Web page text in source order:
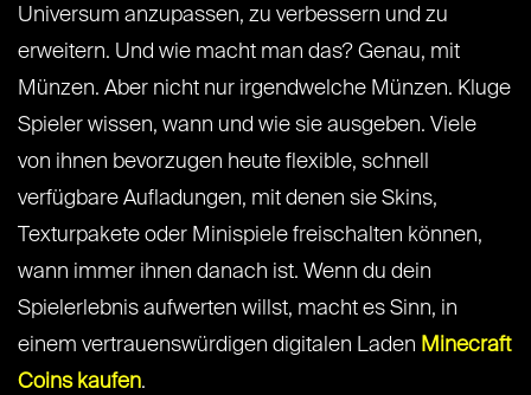
Universum anzupassen, zu verbessern und zu
erweitern. Und wie macht man das? Genau, mit
Münzen. Aber nicht nur irgendwelche Münzen. Kluge
Spieler wissen, wann und wie sie ausgeben. Viele
von ihnen bevorzugen heute flexible, schnell
verfügbare Aufladungen, mit denen sie Skins,
Texturpakete oder Minispiele freischalten können,
wann immer ihnen danach ist. Wenn du dein
Spielerlebnis aufwerten willst, macht es Sinn, in
einem vertrauenswürdigen digitalen Laden Minecraft
Coins kaufen.